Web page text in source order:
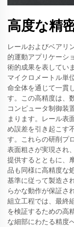
高度な精
レールおよびベアリ
的運動アプリケーシ
術的成果を表してい
マイクロメートル単
命全体を通じて一貫
す。この高精度は、
コンピュータ制御装
まります。レール表
め誤差を引き起こす
す。これらの研削プ
表面粗さが実現され
提供するとともに、
品も同様に高精度な
基準に従って製造さ
らかな動作が保証さ
組立工程では、最終
を検証するための高
な細部にわたる精度